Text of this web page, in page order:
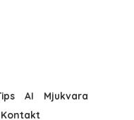
AI
Mjukvara
Kontakt